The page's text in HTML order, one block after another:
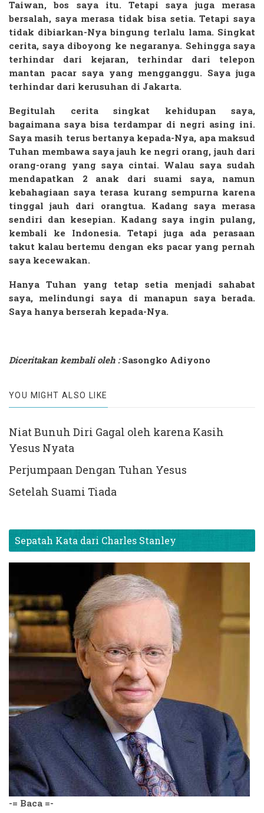
Taiwan, bos saya itu. Tetapi saya juga merasa
bersalah, saya merasa tidak bisa setia. Tetapi saya
tidak dibiarkan-Nya bingung terlalu lama. Singkat
cerita, saya diboyong ke negaranya. Sehingga saya
terhindar dari kejaran, terhindar dari telepon
mantan pacar saya yang mengganggu. Saya juga
terhindar dari kerusuhan di Jakarta.
Begitulah cerita singkat kehidupan saya,
bagaimana saya bisa terdampar di negri asing ini.
Saya masih terus bertanya kepada-Nya, apa maksud
Tuhan membawa saya jauh ke negri orang, jauh dari
orang-orang yang saya cintai. Walau saya sudah
mendapatkan 2 anak dari suami saya, namun
kebahagiaan saya terasa kurang sempurna karena
tinggal jauh dari orangtua. Kadang saya merasa
sendiri dan kesepian. Kadang saya ingin pulang,
kembali ke Indonesia. Tetapi juga ada perasaan
takut kalau bertemu dengan eks pacar yang pernah
saya kecewakan.
Hanya Tuhan yang tetap setia menjadi sahabat
saya, melindungi saya di manapun saya berada.
Saya hanya berserah kepada-Nya.
Diceritakan kembali oleh :Sasongko Adiyono
YOU MIGHT ALSO LIKE
Niat Bunuh Diri Gagal oleh karena Kasih
Yesus Nyata
Perjumpaan Dengan Tuhan Yesus
Setelah Suami Tiada
Sepatah Kata dari Charles Stanley
-= Baca =-